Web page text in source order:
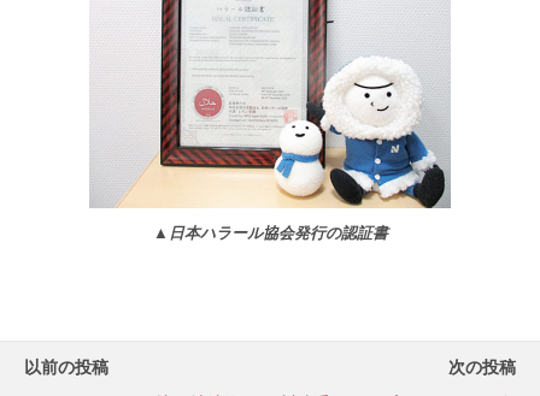
▲日本ハラール協会発行の認証書
以前の投稿 次の投稿